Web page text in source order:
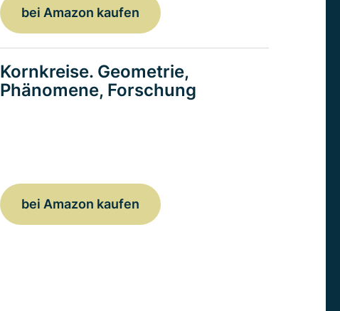
bei Amazon kaufen
Kornkreise. Geometrie,
Phänomene, Forschung
bei Amazon kaufen